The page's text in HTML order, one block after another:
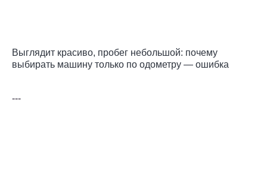
Выглядит красиво, пробег небольшой: почему
выбирать машину только по одометру — ошибка
---